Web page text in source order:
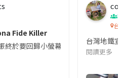
Fide Killer
終於要回歸小螢幕啦!這次的劇本改編
co
吹
台灣
台灣地鐵宣
閱讀更多